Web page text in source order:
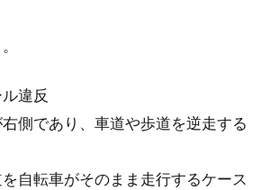
違反
右側であり、車道や歩道を逆走する
を自転車がそのまま走行するケース